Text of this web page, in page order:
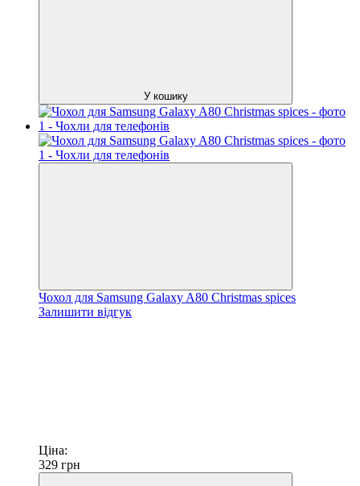
У кошику
Чохол для Samsung Galaxy A80 Christmas spices
Залишити відгук
Ціна:
329 грн